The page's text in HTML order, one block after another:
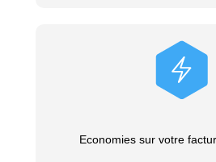
Economies sur votre